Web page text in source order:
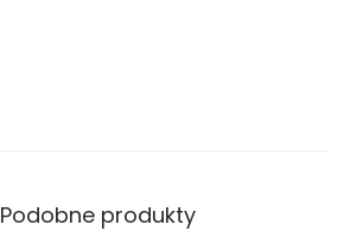
Podobne produkty